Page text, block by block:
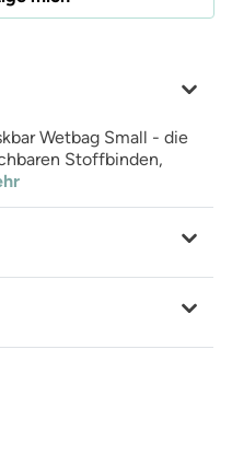
Wetbag Small - die
Stoffbinden,